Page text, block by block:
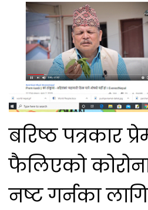
बरिष्ठ पत्रकार
फैलिएको
नष्ट गर्नका